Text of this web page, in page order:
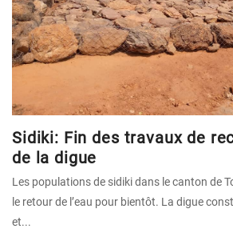
Sidiki: Fin des travaux de
de la digue
Les populations de sidiki dans le canton de
le retour de l’eau pour bientôt. La digue
et...